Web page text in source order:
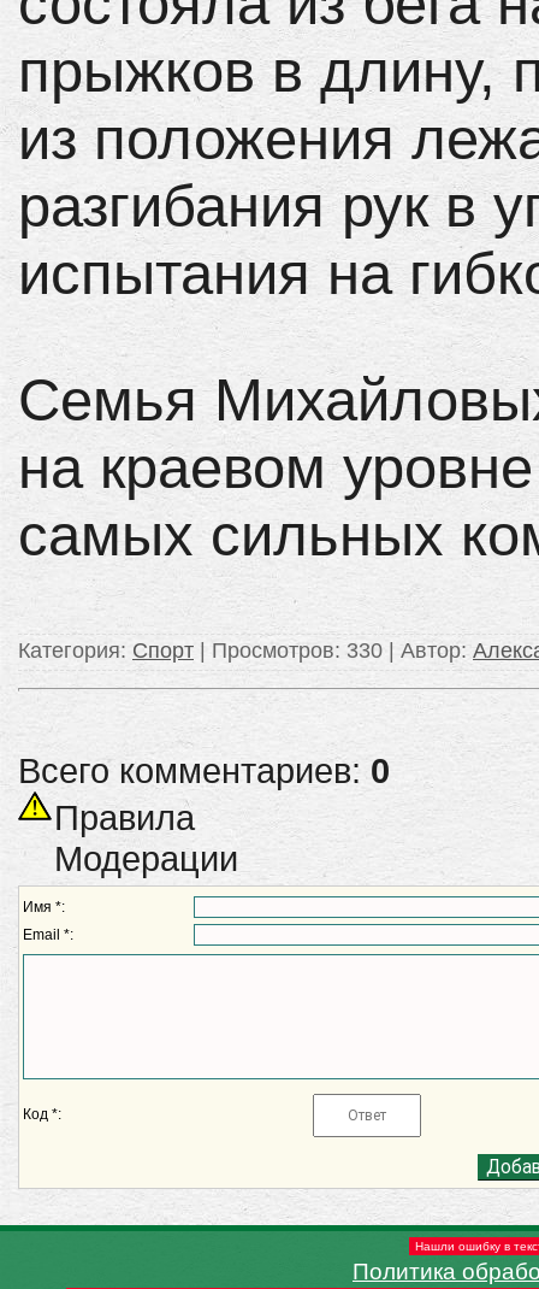
прыжков в длину,
из положения
разгибания рук в
испытания на
Семья
на краевом
самых сильных
Категория: Спорт | Просмотров: 330 | Автор:
Всего комментариев: 0
Правила
Модерации
Имя *:
Email *:
Код *:
Нашли ошибку в
Политика